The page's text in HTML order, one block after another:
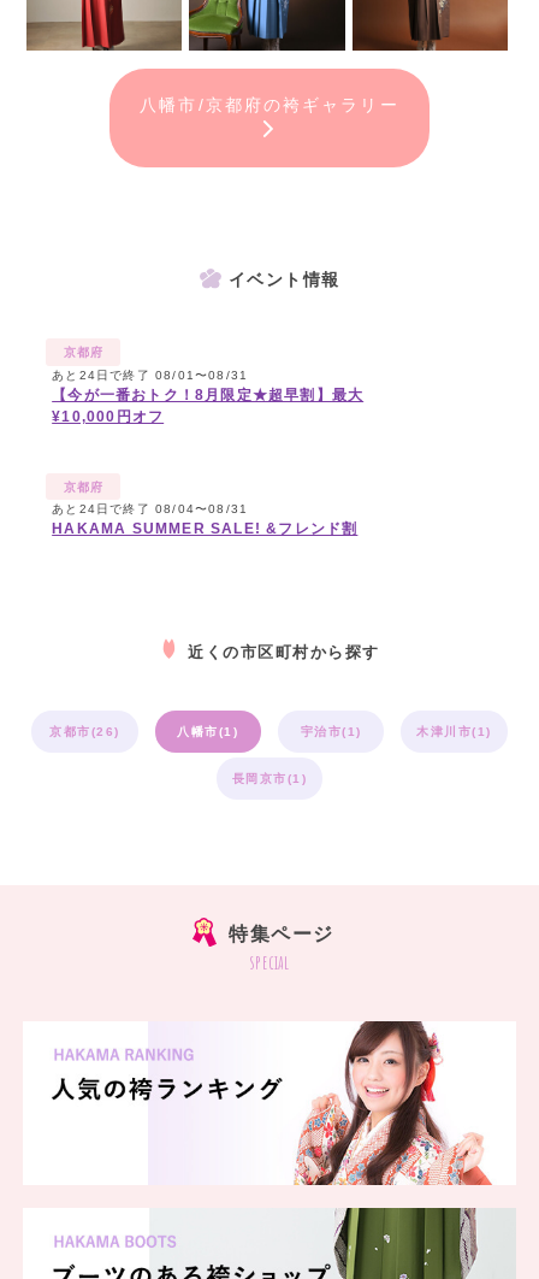
八幡市/京都府の袴ギャラリー
イベント情報
京都府
あと24日で終了 08/01〜08/31
【今が一番おトク！8月限定★超早割】最大
¥10,000円オフ
京都府
あと24日で終了 08/04〜08/31
HAKAMA SUMMER SALE! &フレンド割
近くの市区町村から探す
京都市(26) 八幡市(1) 宇治市(1) 木津川市(1)
長岡京市(1)
特集ページ
special